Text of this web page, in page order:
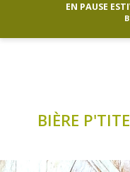
EN PAUSE
BIÈRE